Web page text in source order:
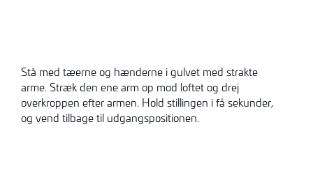
Stå med tæerne og hænderne i gulvet med strakte
arme. Stræk den ene arm op mod loftet og drej
overkroppen efter armen. Hold stillingen i få sekunder,
og vend tilbage til udgangspositionen.